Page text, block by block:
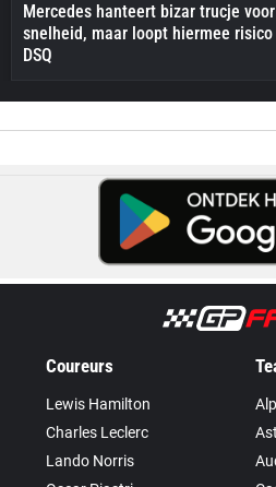
Mercedes hanteert bizar trucje
snelheid, maar loopt hiermee risico
DSQ
Coureurs
Lewis Hamilton
Charles Leclerc
Lando Norris